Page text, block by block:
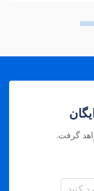
گرفت.